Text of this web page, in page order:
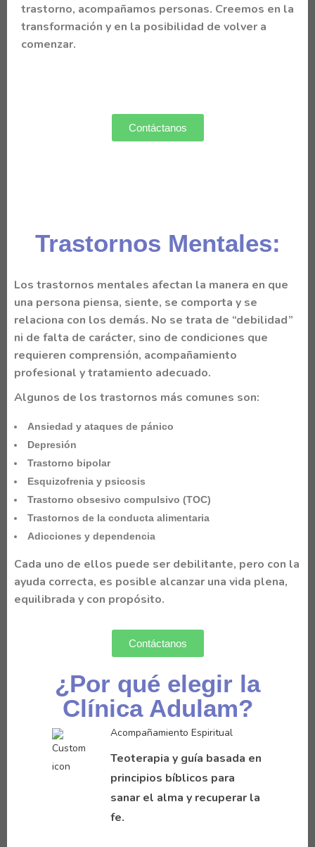
trastorno, acompañamos personas. Creemos en la
transformación y en la posibilidad de volver a
comenzar.
Contáctanos
Trastornos Mentales:
Los trastornos mentales afectan la manera en que
una persona piensa, siente, se comporta y se
relaciona con los demás. No se trata de “debilidad”
ni de falta de carácter, sino de condiciones que
requieren comprensión, acompañamiento
profesional y tratamiento adecuado.
Algunos de los trastornos más comunes son:
Ansiedad y ataques de pánico
Depresión
Trastorno bipolar
Esquizofrenia y psicosis
Trastorno obsesivo compulsivo (TOC)
Trastornos de la conducta alimentaria
Adicciones y dependencia
Cada uno de ellos puede ser debilitante, pero con la
ayuda correcta, es posible alcanzar una vida plena,
equilibrada y con propósito.
Contáctanos
¿Por qué elegir la
Clínica Adulam?
Acompañamiento Espiritual
Teoterapia y guía basada en
principios bíblicos para
sanar el alma y recuperar la
fe.